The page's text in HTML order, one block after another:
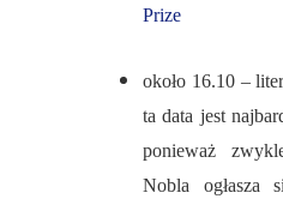
Prize
około 16.10 –
ta data jest
ponieważ
Nobla ogłasza